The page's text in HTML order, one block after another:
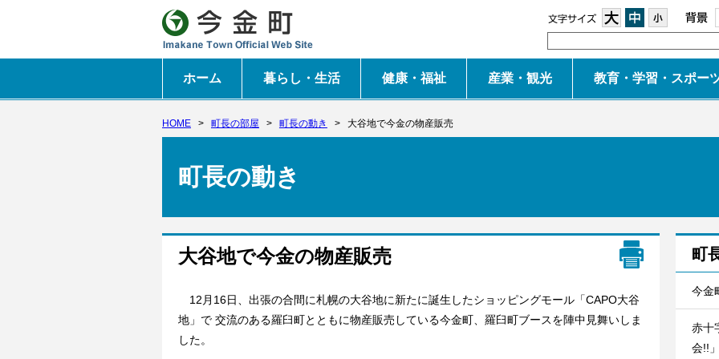
大 中
ホーム 暮らし・生活 健康・福祉 産業・観光 教育・学習・スポー
HOME > 町長の部屋 > 町長の動き > 大谷地で今金の物産販売
町長の動き
大谷地で今金の物産販売
12月16日、出張の合間に札幌の大谷地に新たに誕生したショッピングモール「CAPO大谷
地」で 交流のある羅臼町とともに物産販売している今金町、羅臼町ブースを陣中見舞いしま
した。
町
今金
赤十
会!!